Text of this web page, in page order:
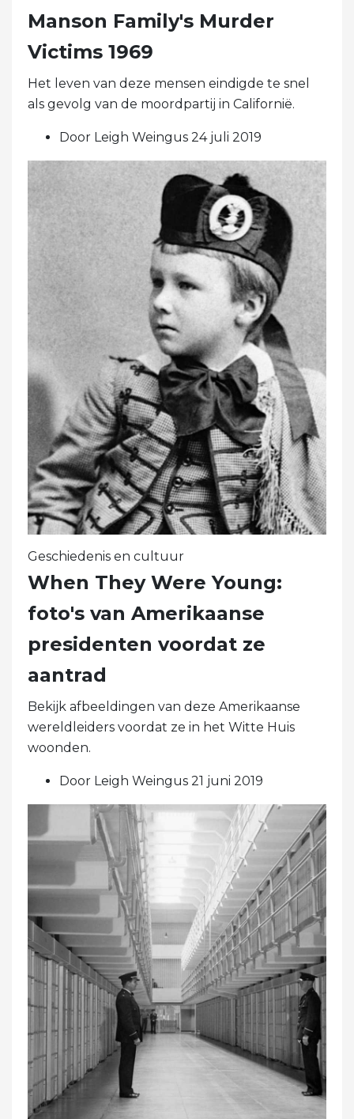
Manson Family's Murder
Victims 1969
Het leven van deze mensen eindigde te snel
als gevolg van de moordpartij in Californië.
Door Leigh Weingus 24 juli 2019
Geschiedenis en cultuur
When They Were Young:
foto's van Amerikaanse
presidenten voordat ze
aantrad
Bekijk afbeeldingen van deze Amerikaanse
wereldleiders voordat ze in het Witte Huis
woonden.
Door Leigh Weingus 21 juni 2019